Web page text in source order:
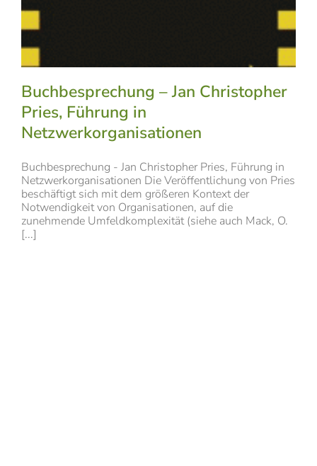
Buchbesprechung – Jan Christopher
Pries, Führung in
Netzwerkorganisationen
Buchbesprechung - Jan Christopher Pries, Führung in
Netzwerkorganisationen Die Veröffentlichung von Pries
beschäftigt sich mit dem größeren Kontext der
Notwendigkeit von Organisationen, auf die
zunehmende Umfeldkomplexität (siehe auch Mack, O.
[...]